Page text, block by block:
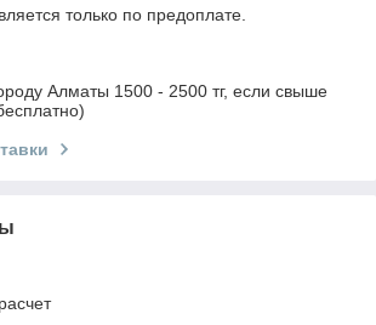
только по предоплате.
Алматы 1500 - 2500 тг, если свыше